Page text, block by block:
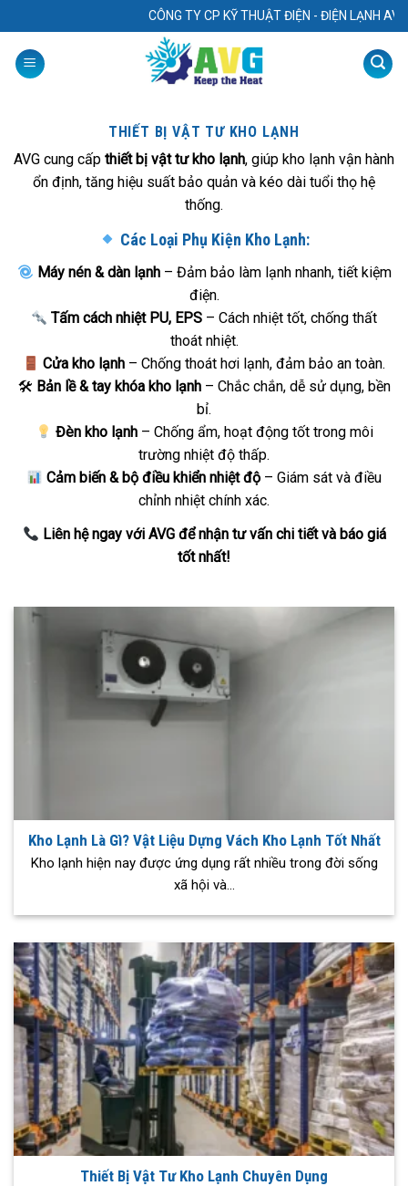
to
content
CÔNG TY CP KỸ THUẬT ĐIỆN - ĐIỆN LẠNH
THIẾT BỊ VẬT TƯ KHO LẠNH
AVG cung cấp thiết bị vật tư kho lạnh, giúp kho lạnh vận hành
ổn định, tăng hiệu suất bảo quản và kéo dài tuổi thọ hệ
thống.
Các Loại Phụ Kiện Kho Lạnh:
Máy nén & dàn lạnh– Đảm bảo làm lạnh nhanh, tiết kiệm
điện.
Tấm cách nhiệt PU, EPS – Cách nhiệt tốt, chống thất
thoát nhiệt.
Cửa kho lạnh – Chống thoát hơi lạnh, đảm bảo an toàn.
🛠 Bản lề & tay khóa kho lạnh– Chắc chắn, dễ sử dụng, bền
bỉ.
Đèn kho lạnh– Chống ẩm, hoạt động tốt trong môi
trường nhiệt độ thấp.
Cảm biến & bộ điều khiển nhiệt độ – Giám sát và điều
chỉnh nhiệt chính xác.
Liên hệ ngay với AVG để nhận tư vấn chi tiết và báo giá
tốt nhất!
Kho Lạnh Là Gì? Vật Liệu Dựng Vách Kho Lạnh Tốt Nhất
Kho lạnh hiện nay được ứng dụng rất nhiều trong đời sống
xã hội và...
Thiết Bị Vật Tư Kho Lạnh Chuyên Dụng